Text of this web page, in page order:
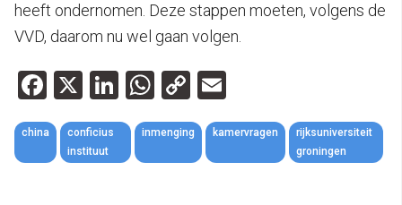
heeft ondernomen. Deze stappen moeten, volgens de
VVD, daarom nu wel gaan volgen.
Facebook
X LinkedIn
WhatsApp
Copy
Link
china
conficius
instituut
inmenging kamervragen
rijksuniversiteit
groningen